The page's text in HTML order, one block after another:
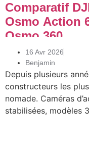
Comparatif
Osmo Action
Osmo 360
16 Avr 2026
Benjamin
Depuis plusieurs
constructeurs les
nomade. Caméras
stabilisées, modèles